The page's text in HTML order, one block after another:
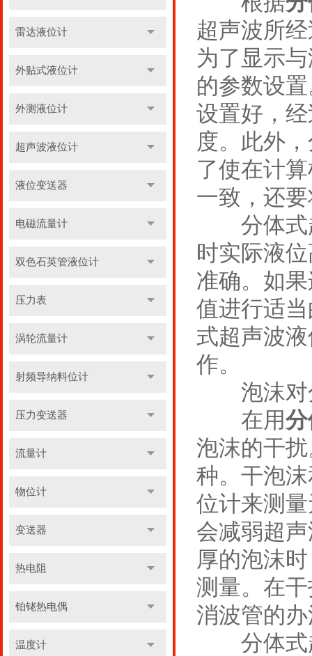
雷达液位计
外贴式液位计
外测液位计
超声波液位计
液位变送器
电磁流量计
双色石英管液位计
压力表
涡轮流量计
射频导纳料位计
压力变送器
流量计
物位计
变送器
热电阻
铂铑热电偶
温度计
超声波所
为了显示
的参数设
设置好，
度。此外
了使在计
一致，还
分体式超
时实际液
准确。如
值进行适
式超声波
作。
泡沫对
在用
泡沫的干
种。干泡
位计来测
会减弱超
厚的泡沫
测量。在
消波管的
分体式超